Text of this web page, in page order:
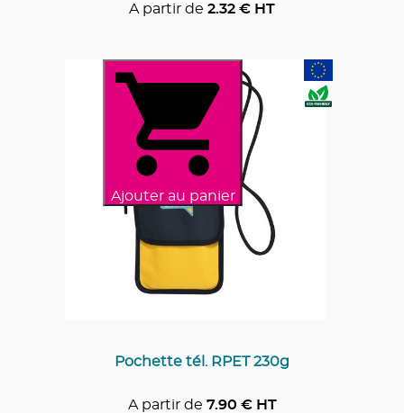
A partir de 2.32 € HT
Ajouter au panier
Pochette tél. RPET 230g
A partir de 7.90 € HT